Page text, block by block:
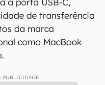
de transferência
da marca
como MacBook
PUBLICIDADE